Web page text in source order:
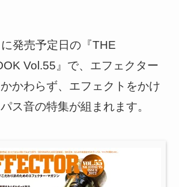
発売予定日の『THE
Vol.55』で、エフェクター
かわらず、エフェクトをかけ
ス音の特集が組まれます。